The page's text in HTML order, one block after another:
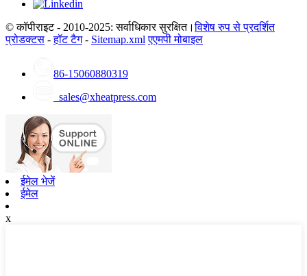
© कॉपीराइट - 2010-2025: सर्वाधिकार सुरक्षित।विशेष रुप से प्रदर्शित
प्रोडक्टस -हॉट टैग- Sitemap.xml एएमपी मोबाइल
86-15060880319
sales@xheatpress.com
ईमेल भेजें
ईमेल
x